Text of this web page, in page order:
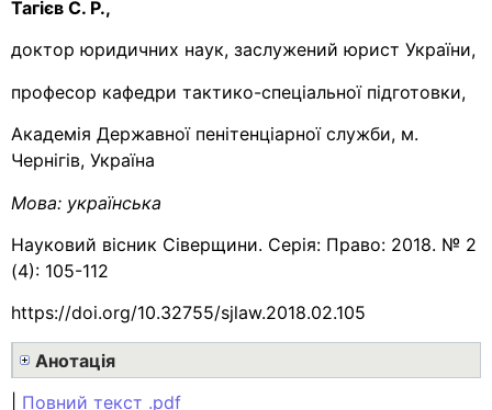
Тагієв C. Р.,
доктор юридичних наук, заслужений юрист України,
професор кафедри тактико-спеціальної підготовки,
Академія Державної пенітенціарної служби, м.
Чернігів, Україна
Мова: українська
Науковий вісник Сіверщини. Серія: Право: 2018. № 2
(4): 105-112
https://doi.org/10.32755/sjlaw.2018.02.105
Анотація
Повний текст .pdf